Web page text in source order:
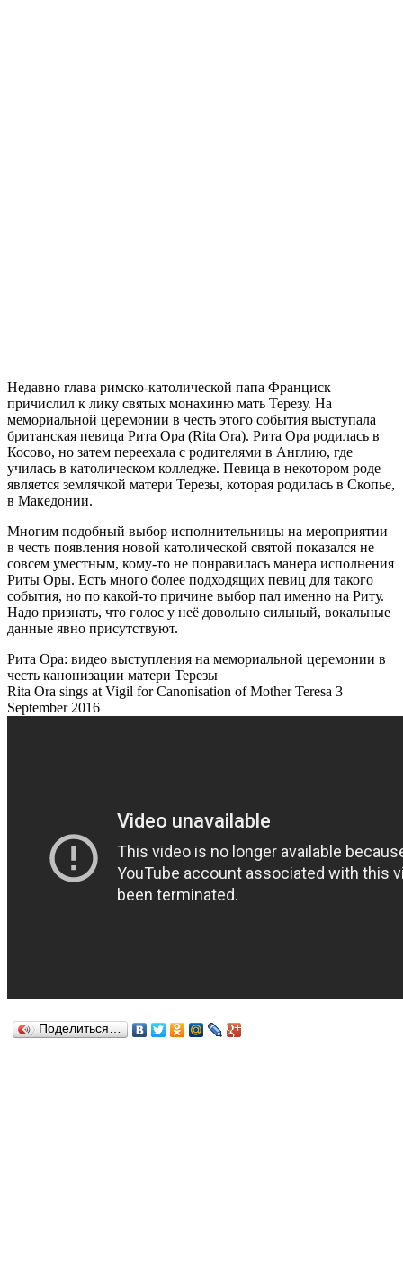
Недавно глава римско-католической папа Франциск
причислил к лику святых монахиню мать Терезу. На
мемориальной церемонии в честь этого события выступала
британская певица Рита Ора (Rita Ora). Рита Ора родилась в
Косово, но затем переехала с родителями в Англию, где
училась в католическом колледже. Певица в некотором роде
является землячкой матери Терезы, которая родилась в Скопье,
в Македонии.
Многим подобный выбор исполнительницы на мероприятии
в честь появления новой католической святой показался не
совсем уместным, кому-то не понравилась манера исполнения
Риты Оры. Есть много более подходящих певиц для такого
события, но по какой-то причине выбор пал именно на Риту.
Надо признать, что голос у неё довольно сильный, вокальные
данные явно присутствуют.
Рита Ора: видео выступления на мемориальной церемонии в
честь канонизации матери Терезы
Rita Ora sings at Vigil for Canonisation of Mother Teresa 3
September 2016
Поделиться…